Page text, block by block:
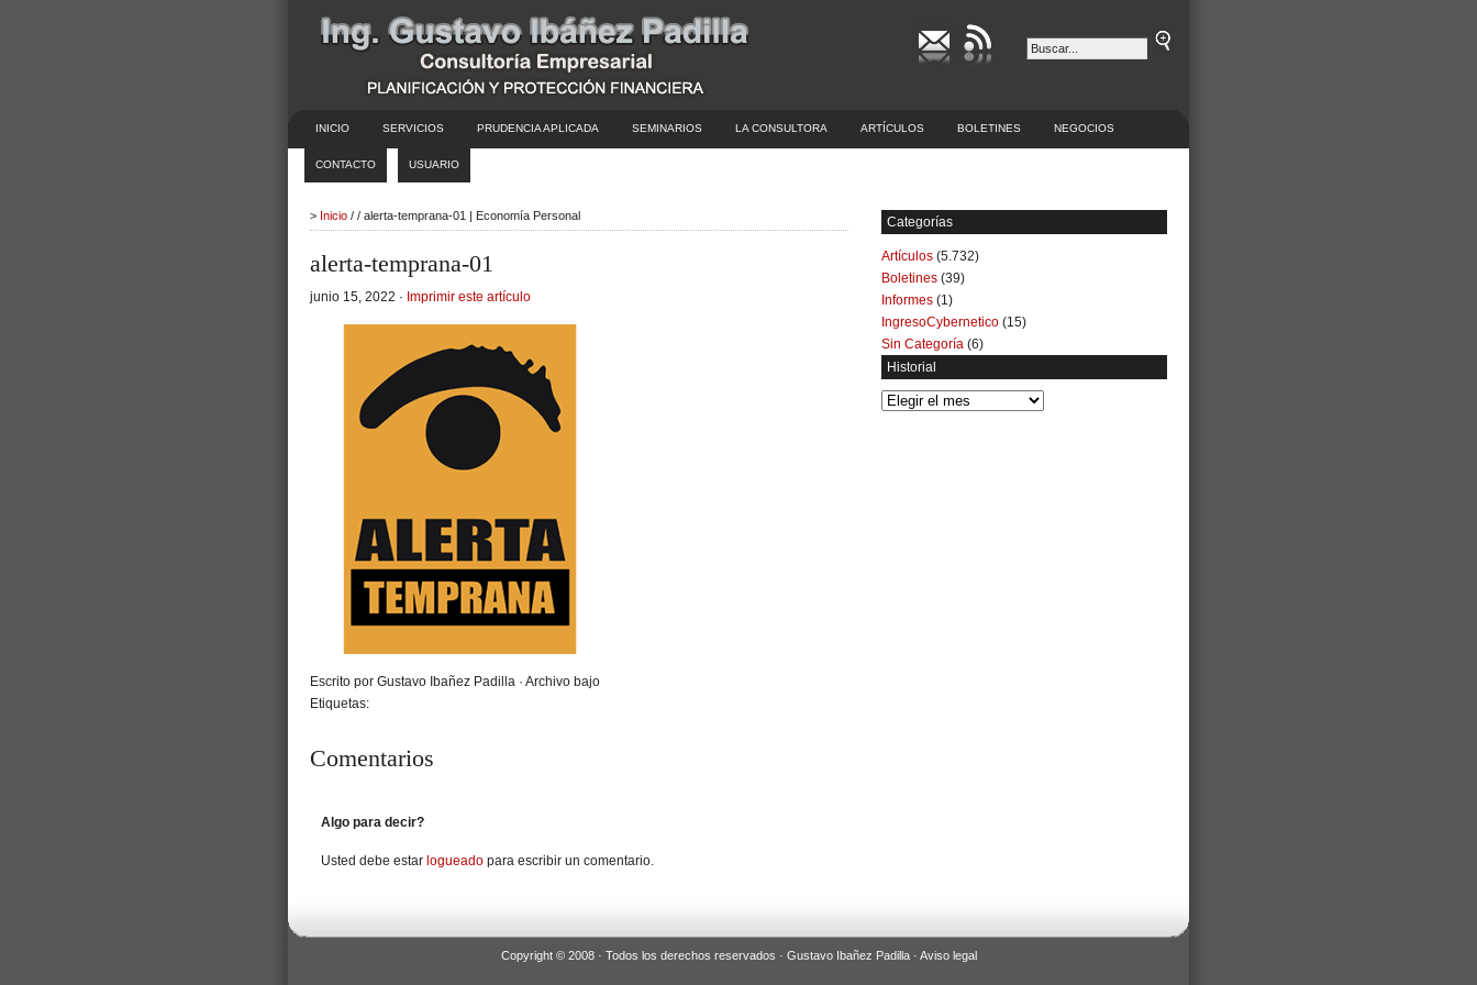
INICIO SERVICIOS PRUDENCIA APLICADA SEMINARIOS LA CONSULTORA ARTÍCULOS BOLETINES NEGOCIOS
CONTACTO USUARIO
> Inicio / / alerta-temprana-01 | Economía Personal
alerta-temprana-01
junio 15, 2022 · Imprimir este artículo
Escrito por Gustavo Ibañez Padilla · Archivo bajo
Etiquetas:
Comentarios
Algo para decir?
Usted debe estar logueado para escribir un comentario.
Categorías
Artículos (5.732)
Boletines (39)
Informes (1)
IngresoCybernetico (15)
Sin Categoría (6)
Historial
Historial
Copyright © 2008 · Todos los derechos reservados · Gustavo Ibañez Padilla · Aviso legal